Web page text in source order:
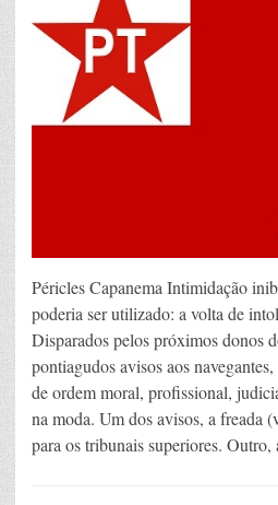
Péricles Capanema Intimidação
poderia ser utilizado: a volta de
Disparados pelos próximos donos
pontiagudos avisos aos
de ordem moral, profissional,
na moda. Um dos avisos, a freada
para os tribunais superiores.